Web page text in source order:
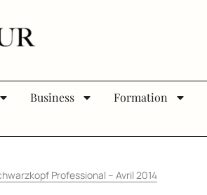
Business Formation
Professional – Avril 2014